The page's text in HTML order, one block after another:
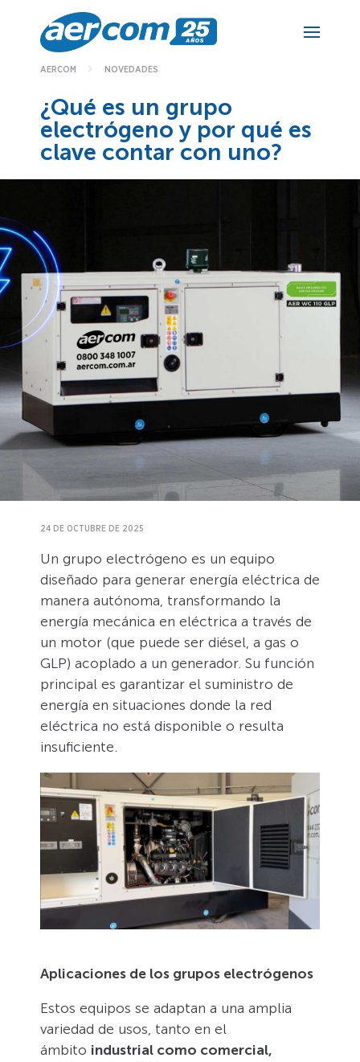
AERCOM NOVEDADES
¿Qué es un grupo
electrógeno y por qué es
clave contar con uno?
24 DE OCTUBRE DE 2025
Un grupo electrógeno es un equipo
diseñado para generar energía eléctrica de
manera autónoma, transformando la
energía mecánica en eléctrica a través de
un motor (que puede ser diésel, a gas o
GLP) acoplado a un generador. Su función
principal es garantizar el suministro de
energía en situaciones donde la red
eléctrica no está disponible o resulta
insuficiente.
Aplicaciones de los grupos electrógenos
Estos equipos se adaptan a una amplia
variedad de usos, tanto en el
ámbito industrial como comercial,